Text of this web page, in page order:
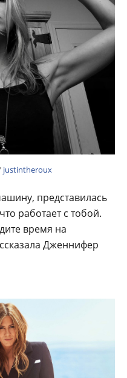
justintheroux
представилась
работает с тобой.
время на
Дженнифер